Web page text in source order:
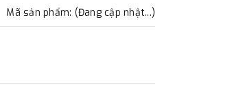
Mã sản phẩm: (Đang cập nhật...)